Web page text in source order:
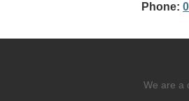
Phone:
We are a